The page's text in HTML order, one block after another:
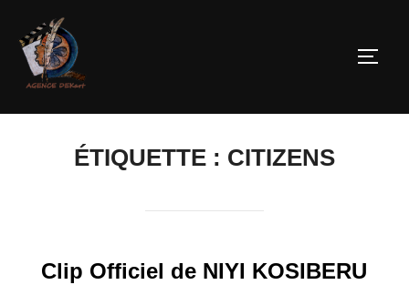
ÉTIQUETTE : CITIZENS
Clip Officiel de NIYI KOSIBERU